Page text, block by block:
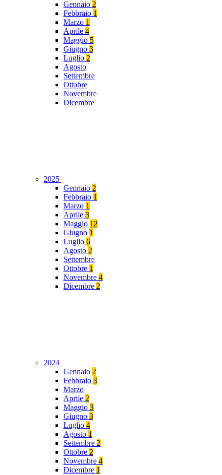
Gennaio 2
Febbraio 1
Marzo 1
Aprile 4
Maggio 5
Giugno 3
Luglio 2
Agosto
Settembre
Ottobre
Novembre
Dicembre
2025
Gennaio 2
Febbraio 1
Marzo 1
Aprile 3
Maggio 12
Giugno 1
Luglio 6
Agosto 2
Settembre
Ottobre 1
Novembre 4
Dicembre 2
2024
Gennaio 2
Febbraio 3
Marzo
Aprile 2
Maggio 3
Giugno 3
Luglio 4
Agosto 1
Settembre 2
Ottobre 2
Novembre 4
Dicembre 1